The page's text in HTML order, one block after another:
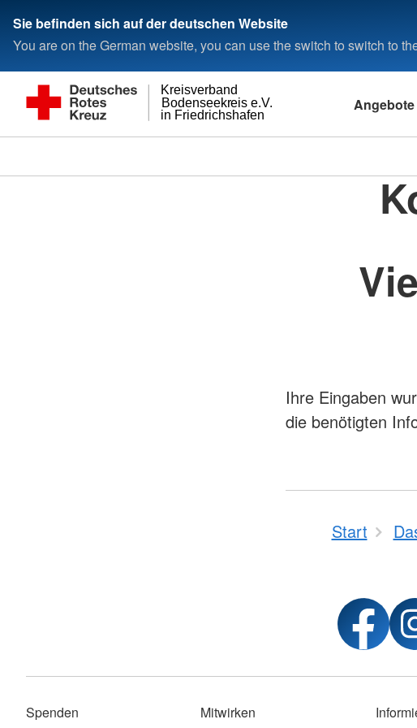
Sie befinden sich auf der deutschen Website
You are on the German website, you can use the switch to switch to
in Friedrichshafen
Bodenseekreis e.V.
Kreisverband
Angebote
Ihre Eingaben
die benötigten
Start
Spenden Mitwirken